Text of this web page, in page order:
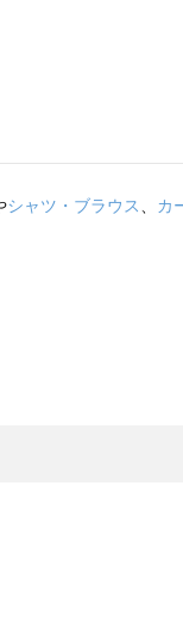
シャツ・ブラウス、 カ